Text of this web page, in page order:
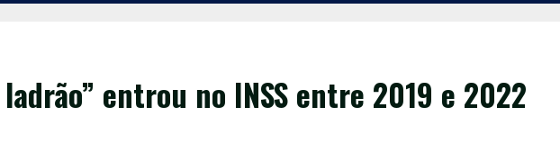
entrou no INSS entre 2019 e 2022